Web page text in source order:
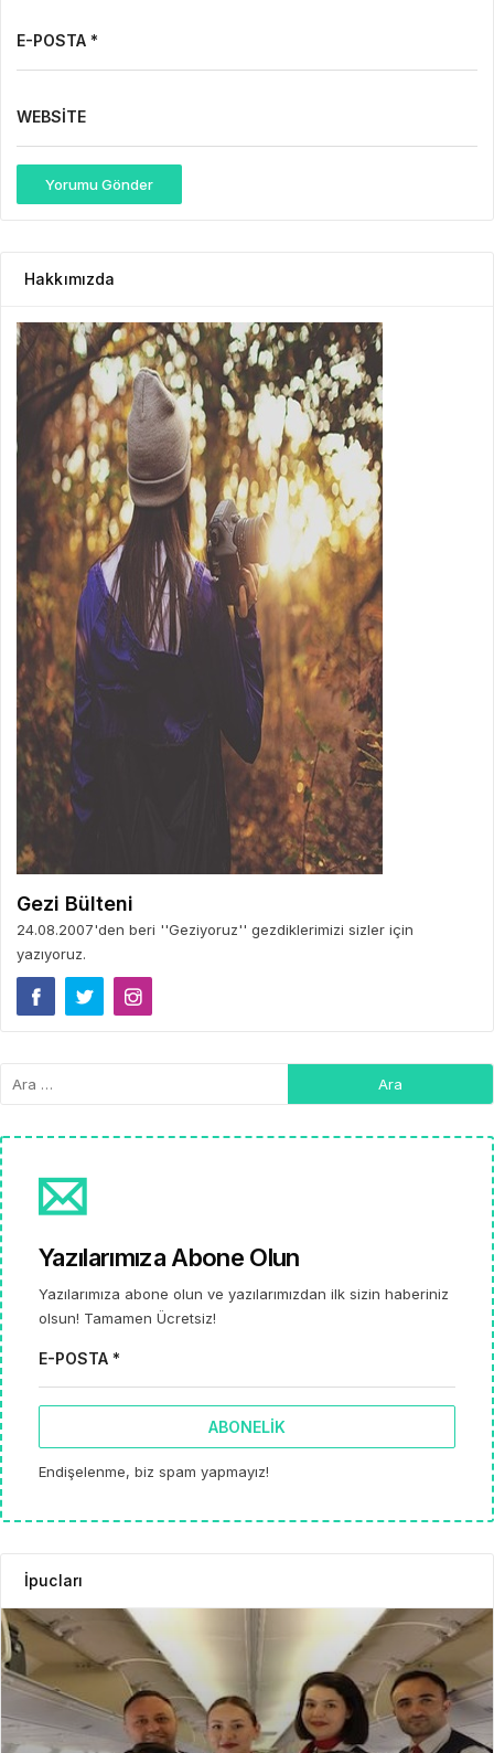
E-POSTA *
WEBSITE
Yorumu Gönder
Hakkımızda
Gezi Bülteni
24.08.2007'den beri ''Geziyoruz'' gezdiklerimizi sizler için
yazıyoruz.
Yazılarımıza Abone Olun
Yazılarımıza abone olun ve yazılarımızdan ilk sizin haberiniz
olsun! Tamamen Ücretsiz!
E-POSTA *
ABONELIK
Endişelenme, biz spam yapmayız!
İpucları